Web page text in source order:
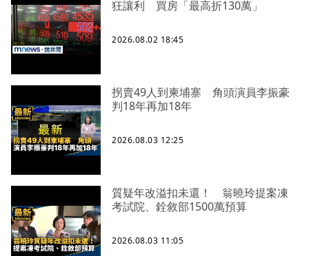
狂讓利 買房「最高折130萬」
2026.08.02 18:45
拐賣49人到柬埔寨 角頭演員李振豪
判18年再加18年
2026.08.03 12:25
質疑年改溢扣未還！ 翁曉玲提案凍
考試院、銓敘部1500萬預算
2026.08.03 11:05